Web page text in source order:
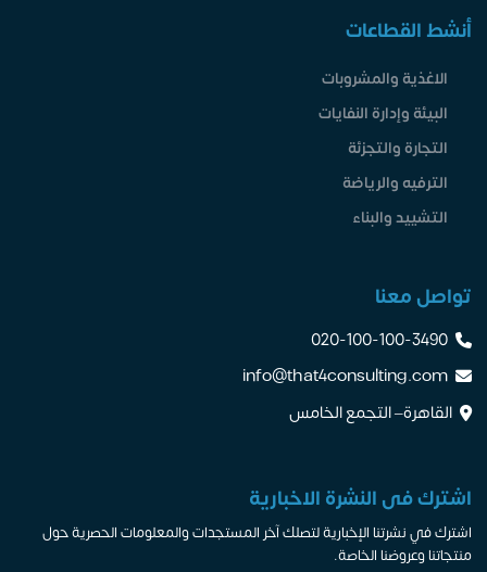
أنشط القطاعات
الاغذية والمشروبات
البيئة وإدارة النفايات
التجارة والتجزئة
الترفيه والرياضة
التشييد والبناء
تواصل معنا
020-100-100-3490
info@that4consulting.com
القاهرة– التجمع الخامس
اشترك فى النشرة الاخبارية
اشترك في نشرتنا الإخبارية لتصلك آخر المستجدات والمعلومات الحصرية حول
منتجاتنا وعروضنا الخاصة.